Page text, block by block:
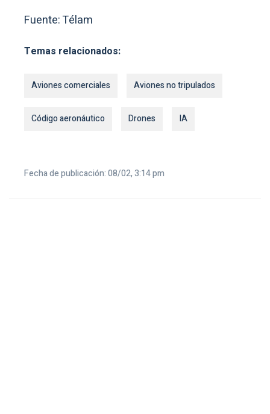
Fuente: Télam
Temas relacionados:
Aviones comerciales Aviones no tripulados
Código aeronáutico Drones IA
Fecha de publicación: 08/02, 3:14 pm